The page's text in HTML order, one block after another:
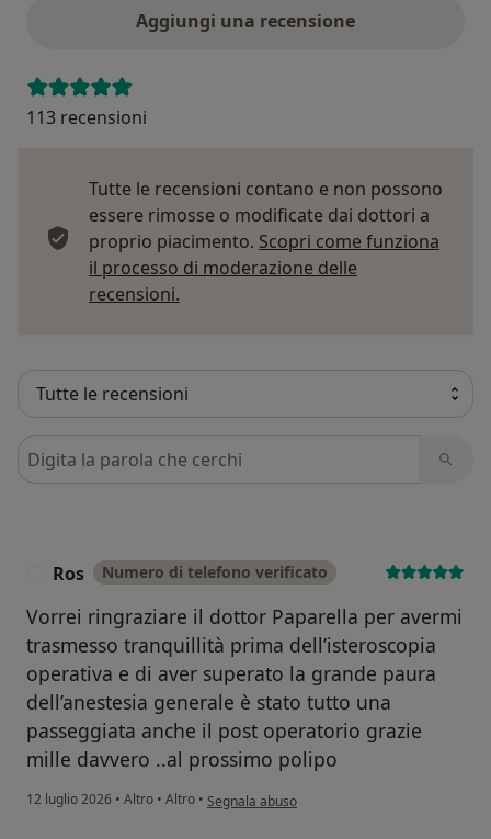
Aggiungi una recensione
113 recensioni
Tutte le recensioni contano e non possono
essere rimosse o modificate dai dottori a
proprio piacimento. Scopri come funziona
il processo di moderazione delle
recensioni.
Cerca nelle recensioni
Ros Numero di telefono verificato
Vorrei ringraziare il dottor Paparella per avermi
trasmesso tranquillità prima dell’isteroscopia
operativa e di aver superato la grande paura
dell’anestesia generale è stato tutto una
passeggiata anche il post operatorio grazie
mille davvero ..al prossimo polipo
12 luglio 2026 • Altro • Altro • secondo l'opinione dell'utente Ros
Segnala abuso